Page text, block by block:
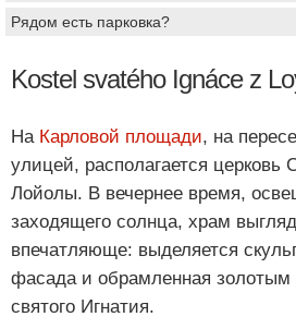
Рядом есть парковка?
Kostel svatého Ignáce z
На Карловой площади, на
улицей, располагается церковь
Лойолы. В вечернее время,
заходящего солнца, храм
впечатляюще: выделяется
фасада и обрамленная золотым
святого Игнатия.